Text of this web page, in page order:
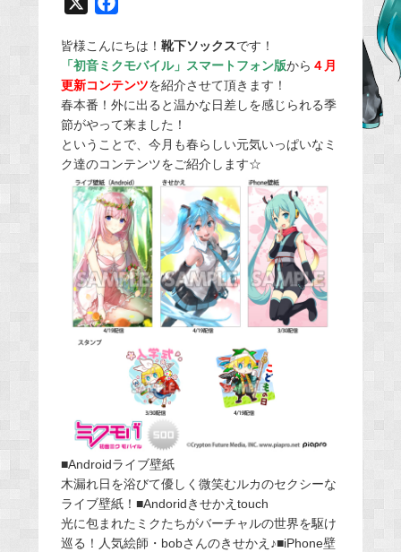
c
e
b
o
o
k
皆様こんにちは！ 靴下ソックスです！
「初音ミクモバイル」スマートフォン版から ４ 月
更新コンテンツを紹介させて頂きます！
春本番！外に出ると温かな日差しを感じられる季
節がやって来ました！
ということで、今月も春らしい元気いっぱいなミ
ク達のコンテンツをご紹介します☆
■Androidライブ壁紙
木漏れ日を浴びて優しく微笑むルカのセクシーな
ライブ壁紙！■Andoridきせかえtouch
光に包まれたミクたちがバーチャルの世界を駆け
巡る！人気絵師・bobさんのきせかえ♪■iPhone壁